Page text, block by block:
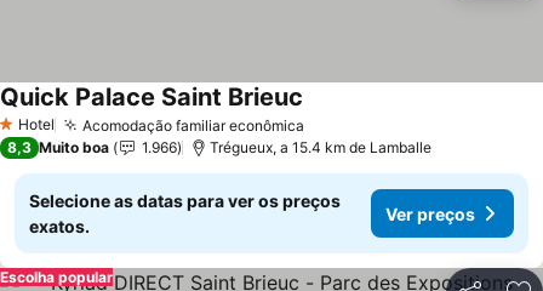
1 Estrelas
Hotel Acomodação familiar econômica
Quick Palace Saint Brieuc
8,3 Muito boa 1.966 Trégueux, a 15.4 km de Lamballe
Selecione as datas para ver os preços
exatos.
Ver preços
Escolha popular